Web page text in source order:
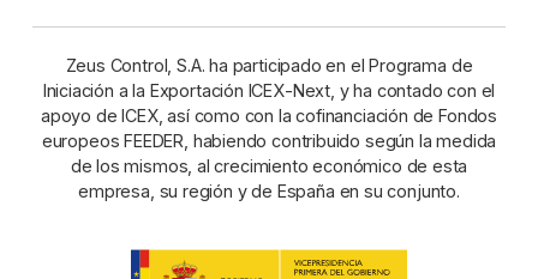
Zeus Control, S.A. ha participado en el Programa de
Iniciación a la Exportación ICEX-Next, y ha contado con el
apoyo de ICEX, así como con la cofinanciación de Fondos
europeos FEEDER, habiendo contribuido según la medida
de los mismos, al crecimiento económico de esta
empresa, su región y de España en su conjunto.